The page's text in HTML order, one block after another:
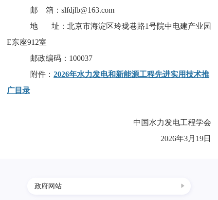
术
邮
箱： slfdjlb@163.com
地 址：北京市海淀区玲珑巷路1号院中电建产业园
E东座912室
邮政编码： 100037
附件： 2026年水力发电和新能源工程先进实用技术推
广目录
中国水力发电工程学会
2026年3月19日
政府网站